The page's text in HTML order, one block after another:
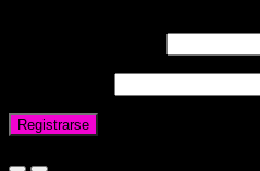
Registrarse